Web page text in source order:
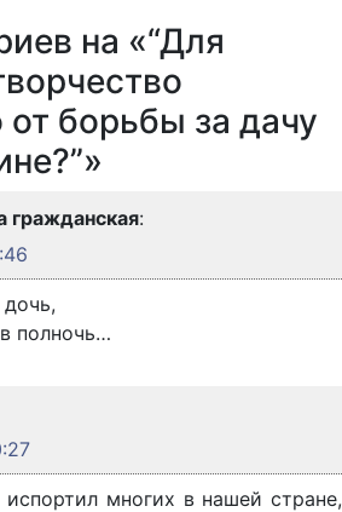
на «“Для
борьбы за дачу
гражданская:
полночь…
многих в нашей стране,